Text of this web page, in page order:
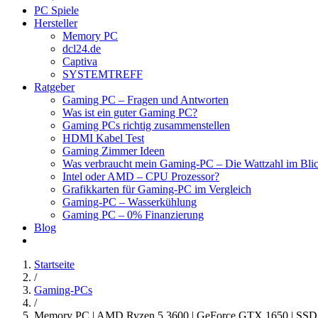
PC Spiele
Hersteller
Memory PC
dcl24.de
Captiva
SYSTEMTREFF
Ratgeber
Gaming PC – Fragen und Antworten
Was ist ein guter Gaming PC?
Gaming PCs richtig zusammenstellen
HDMI Kabel Test
Gaming Zimmer Ideen
Was verbraucht mein Gaming-PC – Die Wattzahl im
Intel oder AMD – CPU Prozessor?
Grafikkarten für Gaming-PC im Vergleich
Gaming-PC – Wasserkühlung
Gaming PC – 0% Finanzierung
Blog
Startseite
/
Gaming-PCs
/
Memory PC | AMD Ryzen 5 3600 | GeForce GTX 1650 | SSD